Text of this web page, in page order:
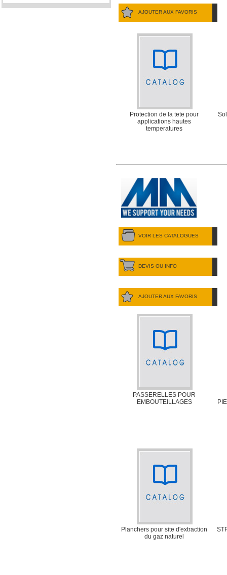
AJOUTER AUX FAVORIS
Protection de la tete pour
applications hautes
temperatures
VOIR LES CATALOGUES
DEVIS OU INFO
AJOUTER AUX FAVORIS
PASSERELLES POUR
EMBOUTEILLAGES
Planchers pour site d'extraction
du gaz naturel